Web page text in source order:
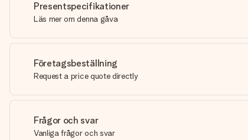
Presentspecifikationer
Läs mer om denna gåva
Företagsbeställning
Request a price quote directly
Frågor och svar
Vanliga frågor och svar